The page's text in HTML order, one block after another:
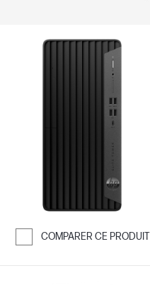
COMPARER CE PRODUIT